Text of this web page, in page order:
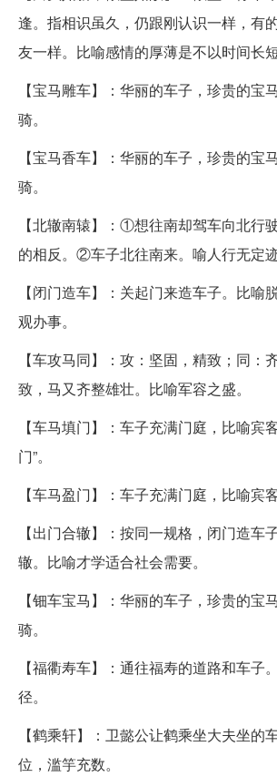
逢。指相识虽久，仍跟刚认识一样，有
友一样。比喻感情的厚薄是不以时间长短
【宝马雕车】：华丽的车子，珍贵的宝
骑。
【宝马香车】：华丽的车子，珍贵的宝
骑。
【北辙南辕】：①想往南却驾车向北行
的相反。②车子北往南来。喻人行无定迹
【闭门造车】：关起门来造车子。比喻
观办事。
【车攻马同】：攻：坚固，精致；同：
致，马又齐整雄壮。比喻军容之盛。
【车马填门】：车子充满门庭，比喻宾
门”。
【车马盈门】：车子充满门庭，比喻宾客
【出门合辙】：按同一规格，闭门造车
辙。比喻才学适合社会需要。
【钿车宝马】：华丽的车子，珍贵的宝
骑。
【福衢寿车】：通往福寿的道路和车子
径。
【鹤乘轩】：卫懿公让鹤乘坐大夫坐的
位，滥竽充数。